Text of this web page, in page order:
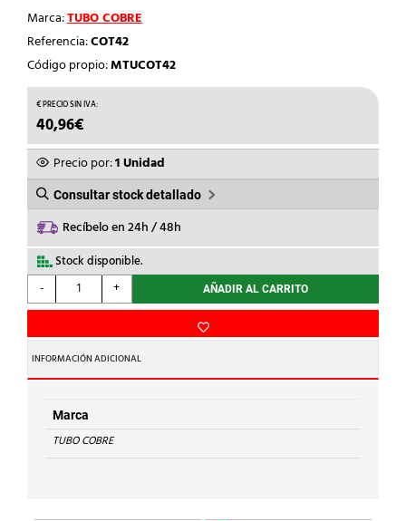
Marca:TUBO COBRE
Referencia:COT42
Código propio:MTUCOT42
40,96€
Precio por:1 Unidad
Consultar stock detallado
Recíbelo en 24h / 48h
Stock disponible.
-
TUBO
COBRE
TUBO
DE
COBRE
EN
TIRA
42x1
cantidad
+ AÑADIR AL CARRITO
INFORMACIÓN ADICIONAL
Marca
TUBO COBRE